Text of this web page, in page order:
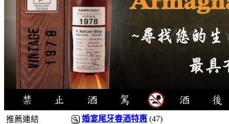
推薦連結 婚宴尾牙春酒特惠 (47)